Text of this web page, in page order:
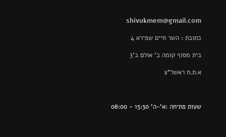
shivukmem@gmail.com
כתובת : השר חיים שפירא 4
בית מסוף קומה ב' אולם ב'3
א.ת.ח ראשל"צ
שעות פתיחה :א'-ה' 15:30 - 08:00